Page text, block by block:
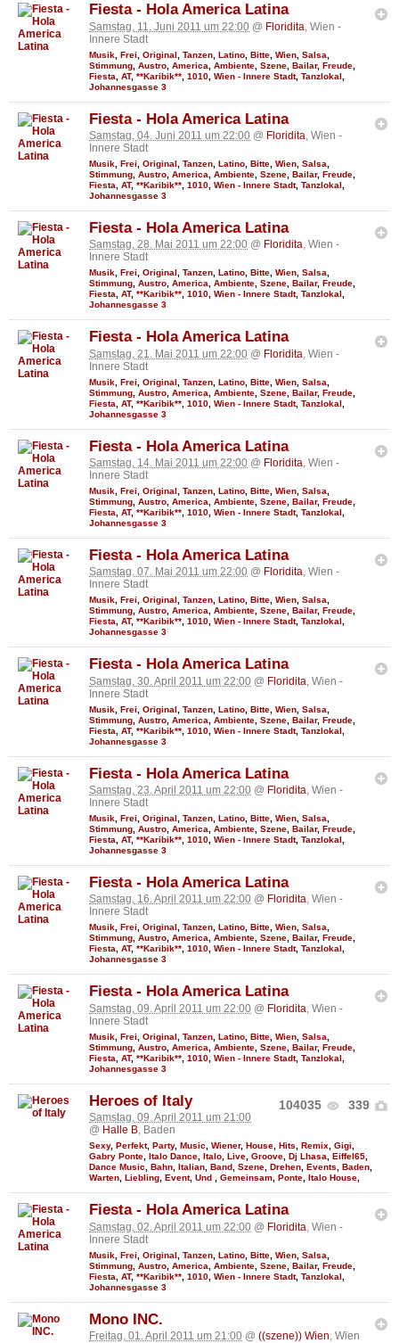
Fiesta - Hola America Latina
Samstag, 11. Juni 2011 um 22:00 @ Floridita , Wien -
Innere Stadt
Musik Frei Original Tanzen Latino Bitte Wien Salsa
Stimmung Austro America Ambiente Szene Bailar, Freude
Fiesta
AT, **Karibik** 1010 Wien - Innere Stadt, Tanzlokal
Johannesgasse 3
Fiesta - Hola America Latina
Samstag, 04. Juni 2011 um 22:00 @ Floridita, Wien -
Innere Stadt
Musik Frei Original Tanzen Latino Bitte Wien Salsa
Stimmung Austro America Ambiente Szene Bailar, Freude
Fiesta
AT, **Karibik** 1010 Wien - Innere Stadt, Tanzlokal
Johannesgasse 3
Fiesta - Hola America Latina
Samstag, 28. Mai 2011 um 22:00 @ Floridita, Wien -
Innere Stadt
Musik, Frei, Original, Tanzen, Latino, Bitte, Wien, Salsa,
Stimmung, Austro, America, Ambiente, Szene, Bailar, Freude,
Fiesta, AT, **Karibik**, 1010, Wien - Innere Stadt, Tanzlokal,
Johannesgasse 3
Fiesta - Hola America Latina
Samstag, 21. Mai 2011 um 22:00 @ Floridita , Wien -
Innere Stadt
Musik Frei Original Tanzen Latino Bitte Wien Salsa
Stimmung Austro America Ambiente Szene Bailar, Freude
Fiesta
AT, **Karibik** 1010 Wien - Innere Stadt, Tanzlokal
Johannesgasse 3
Fiesta - Hola America Latina
Samstag, 14. Mai 2011 um 22:00 @ Floridita, Wien -
Innere Stadt
Musik Frei Original Tanzen Latino Bitte Wien Salsa
Stimmung Austro America Ambiente Szene Bailar, Freude
Fiesta
AT, **Karibik** 1010 Wien - Innere Stadt, Tanzlokal
Johannesgasse 3
Fiesta - Hola America Latina
Samstag, 07. Mai 2011 um 22:00 @ Floridita, Wien -
Innere Stadt
Musik, Frei, Original , Tanzen, Latino, Bitte, Wien, Salsa,
Stimmung, Austro, America, Ambiente, Szene, Bailar, Freude,
Fiesta, AT, **Karibik**, 1010, Wien - Innere Stadt, Tanzlokal ,
Johannesgasse 3
Fiesta - Hola America Latina
Samstag, 30. April 2011 um 22:00 @ Floridita , Wien -
Innere Stadt
Musik Frei Original Tanzen Latino Bitte Wien Salsa
Stimmung Austro America Ambiente Szene Bailar, Freude
Fiesta
AT, **Karibik** 1010 Wien - Innere Stadt, Tanzlokal
Johannesgasse 3
Fiesta - Hola America Latina
Samstag, 23. April 2011 um 22:00 @ Floridita, Wien -
Innere Stadt
Musik Frei Original Tanzen Latino Bitte Wien Salsa
Stimmung Austro America Ambiente Szene Bailar, Freude
Fiesta
AT, **Karibik** 1010 Wien - Innere Stadt, Tanzlokal
Johannesgasse 3
Fiesta - Hola America Latina
Samstag, 16. April 2011 um 22:00 @ Floridita, Wien -
Innere Stadt
Musik, Frei, Original , Tanzen, Latino, Bitte, Wien, Salsa,
Stimmung, Austro, America, Ambiente, Szene, Bailar, Freude,
Fiesta, AT, **Karibik**, 1010, Wien - Innere Stadt, Tanzlokal ,
Johannesgasse 3
Fiesta - Hola America Latina
Samstag, 09. April 2011 um 22:00 @ Floridita, Wien -
Innere Stadt
Musik Frei Original Tanzen Latino Bitte Wien Salsa
Stimmung Austro America Ambiente Szene Bailar, Freude
Fiesta
AT, **Karibik** 1010 Wien - Innere Stadt, Tanzlokal
Johannesgasse 3
104035 339
Heroes of Italy
Samstag, 09. April 2011 um 21:00
@ Halle B, Baden
Sexy, Perfekt, Party, Music Wiener, House Hits Remix Gigi
Gabry Ponte Italo Dance Italo Live Groove Dj Lhasa Eiffel65
Dance Music
Bahn Italian Band Szene Drehen Events Baden
Warten Liebling Event, Und Gemeinsam Ponte Italo House
Fiesta - Hola America Latina
Samstag, 02. April 2011 um 22:00 @ Floridita , Wien -
Innere Stadt
Musik Frei Original Tanzen Latino Bitte Wien Salsa
Stimmung Austro America Ambiente Szene Bailar, Freude
Fiesta
AT, **Karibik** 1010 Wien - Innere Stadt, Tanzlokal
Johannesgasse 3
Mono INC.
Freitag, 01. April 2011 um 21:00 @ ((szene)) Wien, Wien